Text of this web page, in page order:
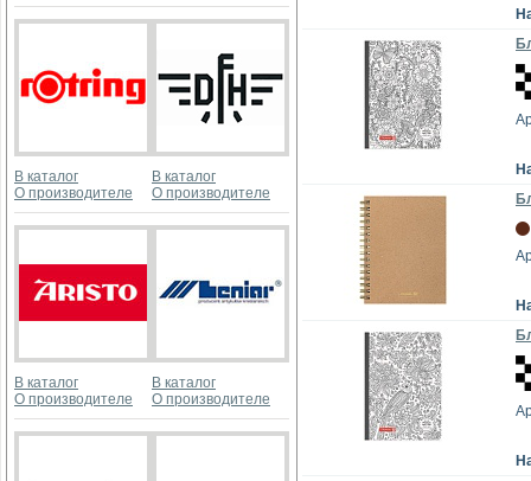
В каталог
О производителе
В каталог
О производителе
В каталог
О производителе
В каталог
О производителе